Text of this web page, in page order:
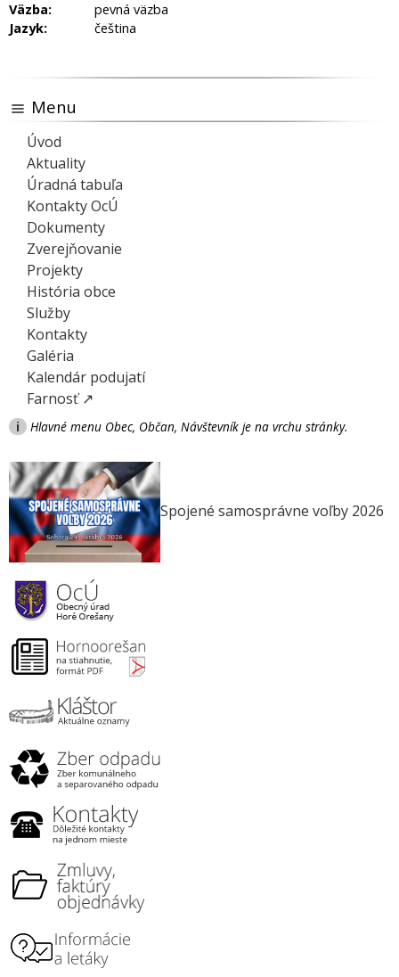
Väzba:
pevná väzba
Jazyk:
čeština
Menu
Úvod
Aktuality
Úradná tabuľa
Kontakty OcÚ
Dokumenty
Zverejňovanie
Projekty
História obce
Služby
Kontakty
Galéria
Kalendár podujatí
Farnosť ↗
i Hlavné menu Obec, Občan, Návštevník je na vrchu stránky.
Spojené samosprávne voľby 2026